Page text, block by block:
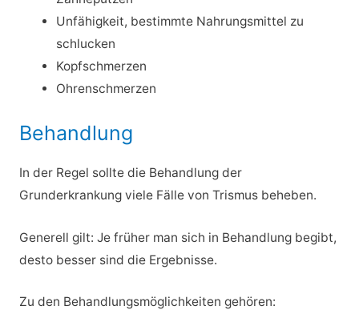
Unfähigkeit, bestimmte Nahrungsmittel zu
schlucken
Kopfschmerzen
Ohrenschmerzen
Behandlung
In der Regel sollte die Behandlung der
Grunderkrankung viele Fälle von Trismus beheben.
Generell gilt: Je früher man sich in Behandlung begibt,
desto besser sind die Ergebnisse.
Zu den Behandlungsmöglichkeiten gehören: